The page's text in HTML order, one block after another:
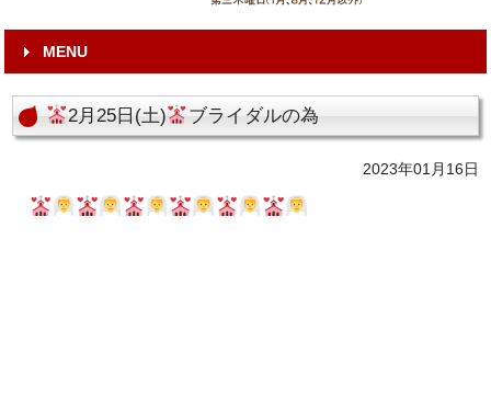
MENU
2月25日(土) ブライダルの為
2023年01月16日